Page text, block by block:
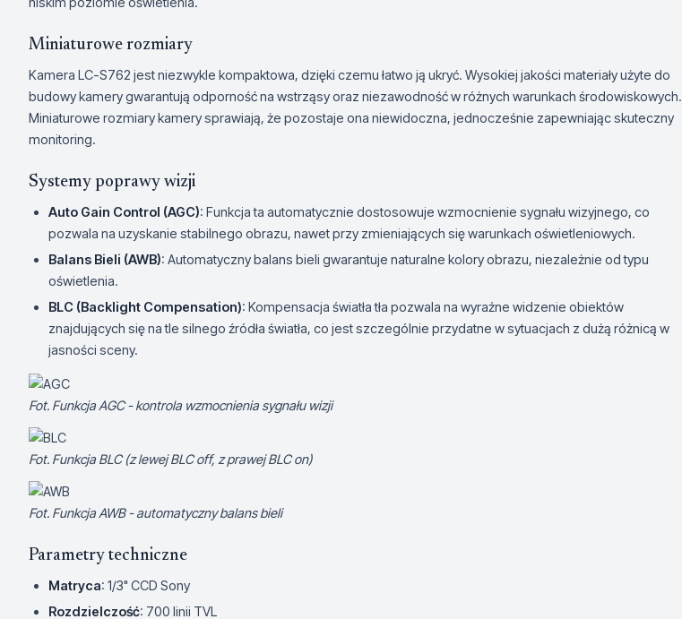
Miniaturowe rozmiary
Kamera LC-S762 jest niezwykle kompaktowa, dzięki czemu łatwo ją ukryć. Wysokiej jakości materiały użyte do
budowy kamery gwarantują odporność na wstrząsy oraz niezawodność w różnych warunkach środowiskowych.
Miniaturowe rozmiary kamery sprawiają, że pozostaje ona niewidoczna, jednocześnie zapewniając skuteczny
monitoring.
Systemy poprawy wizji
Auto Gain Control (AGC): Funkcja ta automatycznie dostosowuje wzmocnienie sygnału wizyjnego, co
pozwala na uzyskanie stabilnego obrazu, nawet przy zmieniających się warunkach oświetleniowych.
Balans Bieli (AWB): Automatyczny balans bieli gwarantuje naturalne kolory obrazu, niezależnie od typu
oświetlenia.
BLC (Backlight Compensation): Kompensacja światła tła pozwala na wyraźne widzenie obiektów
znajdujących się na tle silnego źródła światła, co jest szczególnie przydatne w sytuacjach z dużą różnicą w
jasności sceny.
Fot. Funkcja AGC - kontrola wzmocnienia sygnału wizji
Fot. Funkcja BLC (z lewej BLC off, z prawej BLC on)
Fot. Funkcja AWB - automatyczny balans bieli
Parametry techniczne
Matryca: 1/3" CCD Sony
Rozdzielczość: 700 linii TVL